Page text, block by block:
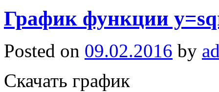
График функции
Posted on 09.02.2016 by
Скачать график